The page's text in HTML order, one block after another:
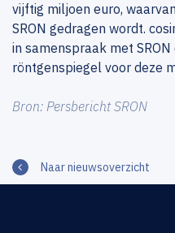
vijftig miljoen euro,
SRON gedragen wordt.
in samenspraak met
röntgenspiegel voor deze
Bron: Persbericht SRON
Naar nieuwsoverzicht